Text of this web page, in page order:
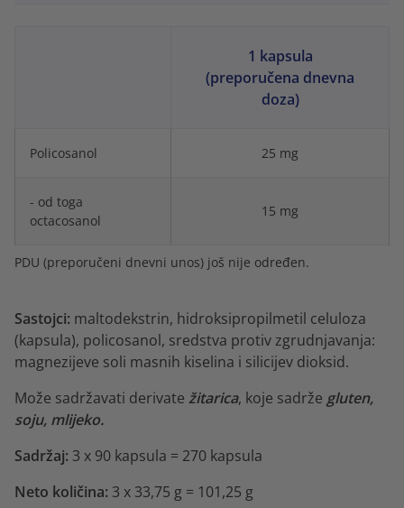
1 kapsula
(preporučena dnevna
doza)
Policosanol 25 mg
- od toga
octacosanol
15 mg
PDU (preporučeni dnevni unos) još nije određen.
Sastojci: maltodekstrin, hidroksipropilmetil celuloza
(kapsula), policosanol, sredstva protiv zgrudnjavanja:
magnezijeve soli masnih kiselina i silicijev dioksid.
Može sadržavati derivate žitarica, koje sadrže gluten,
soju, mlijeko.
Sadržaj: 3 x 90 kapsula = 270 kapsula
Neto količina: 3 x 33,75 g = 101,25 g